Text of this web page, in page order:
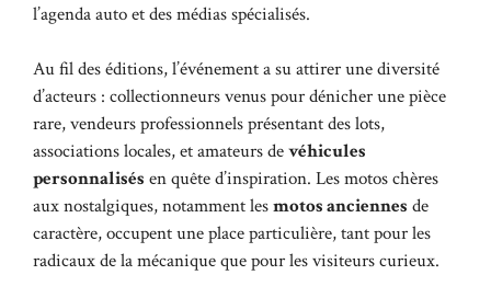
l’agenda auto et des médias spécialisés.
Au fil des éditions, l’événement a su attirer une diversité
d’acteurs : collectionneurs venus pour dénicher une pièce
rare, vendeurs professionnels présentant des lots,
associations locales, et amateurs devéhicules
personnalisés en quête d’inspiration. Les motos chères
aux nostalgiques, notamment lesmotos anciennes de
caractère, occupent une place particulière, tant pour les
radicaux de la mécanique que pour les visiteurs curieux.